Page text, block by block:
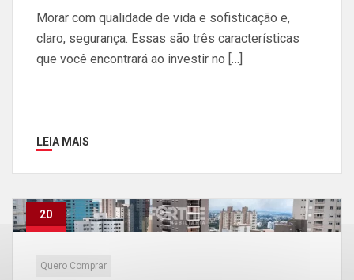
Morar com qualidade de vida e sofisticação e,
claro, segurança. Essas são três características
que você encontrará ao investir no […]
LEIA MAIS
20
Quero Comprar